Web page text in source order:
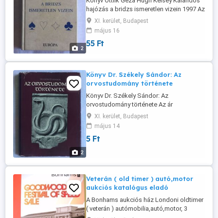
2
hajózás a bridzs ismeretlen vizein 1997 Az
ár megegyezés kérdése Kiadás éve: 1997
EGYETLEN KIADÁS Könyv ritkaság
Fordító: Homonnay Géza, Kelen Károly
Kiadó: Európa Könyvkiadó Kiadás helye:
Fűzött kemény papírkötés Oldalszám: ...
XI. kerület, Budapest
május 16
55 Ft
2
Könyv Dr. Székely Sándor: Az
orvostudomány története
Könyv Dr. Székely Sándor: Az
orvostudomány története Az ár
megegyezés kérdése. Szerző: Dr. Székely
Sándor Szerkesztő: Lovass Pál Lektor: Dr.
Farkas Károly, Dr. Hahn Géza Kiadó:
Medicina Könyvkiadó Kiadás helye:
Magyar Méret: ...
XI. kerület, Budapest
május 14
5 Ft
Veterán ( old timer ) autó,motor
aukciós katalógus eladó
A Bonhams aukciós ház Londoni oldtimer
( veterán ) autómobilia,autó,motor, 3